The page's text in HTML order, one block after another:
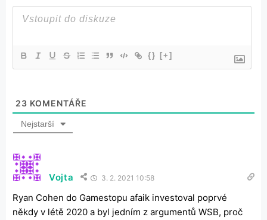
{} [+]
23 KOMENTÁŘE
Nejstarší
Vojta 3. 2. 2021 10:58
Ryan Cohen do Gamestopu afaik investoval poprvé
někdy v létě 2020 a byl jedním z argumentů WSB, proč